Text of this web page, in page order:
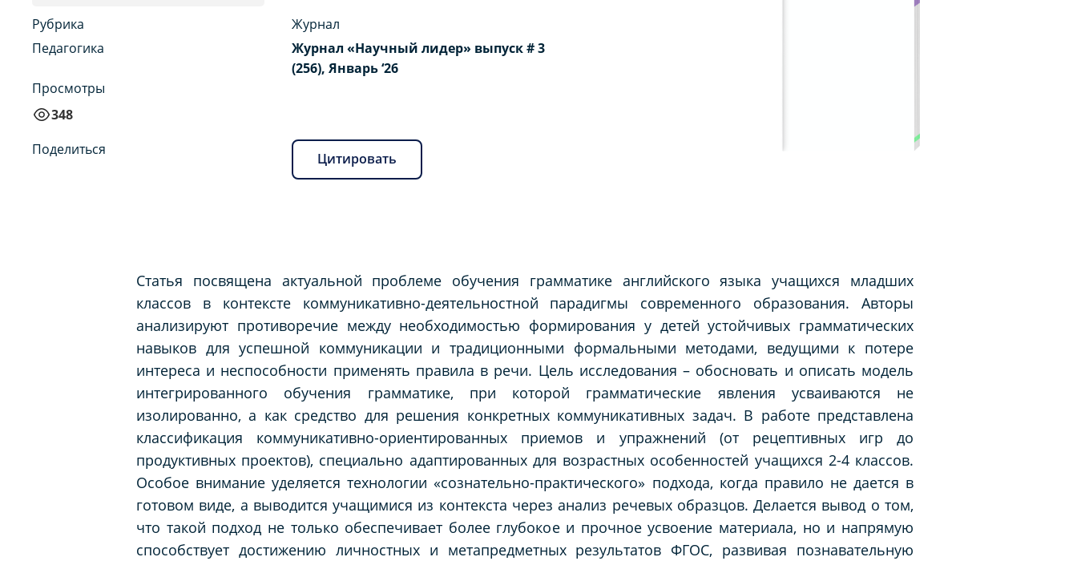
Рубрика
Педагогика
Просмотры
348
Журнал
Журнал «Научный лидер» выпуск # 3
(256), Январь ‘26
Поделиться
Цитировать
Статья посвящена актуальной проблеме обучения грамматике английского языка учащихся младших
классов в контексте коммуникативно-деятельностной парадигмы современного образования. Авторы
анализируют противоречие между необходимостью формирования у детей устойчивых грамматических
навыков для успешной коммуникации и традиционными формальными методами, ведущими к потере
интереса и неспособности применять правила в речи. Цель исследования – обосновать и описать модель
интегрированного обучения грамматике, при которой грамматические явления усваиваются не
изолированно, а как средство для решения конкретных коммуникативных задач. В работе представлена
классификация коммуникативно-ориентированных приемов и упражнений (от рецептивных игр до
продуктивных проектов), специально адаптированных для возрастных особенностей учащихся 2-4 классов.
Особое внимание уделяется технологии «сознательно-практического» подхода, когда правило не дается в
готовом виде, а выводится учащимися из контекста через анализ речевых образцов. Делается вывод о том,
что такой подход не только обеспечивает более глубокое и прочное усвоение материала, но и напрямую
способствует достижению личностных и метапредметных результатов ФГОС, развивая познавательную